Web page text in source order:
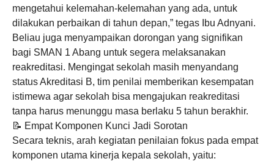
mengetahui kelemahan-kelemahan yang ada, untuk
dilakukan perbaikan di tahun depan,” tegas Ibu Adnyani.
​Beliau juga menyampaikan dorongan yang signifikan
bagi SMAN 1 Abang untuk segera melaksanakan
reakreditasi. Mengingat sekolah masih menyandang
status Akreditasi B, tim penilai memberikan kesempatan
istimewa agar sekolah bisa mengajukan reakreditasi
tanpa harus menunggu masa berlaku 5 tahun berakhir.
​📝 Empat Komponen Kunci Jadi Sorotan
​Secara teknis, arah kegiatan penilaian fokus pada empat
komponen utama kinerja kepala sekolah, yaitu: